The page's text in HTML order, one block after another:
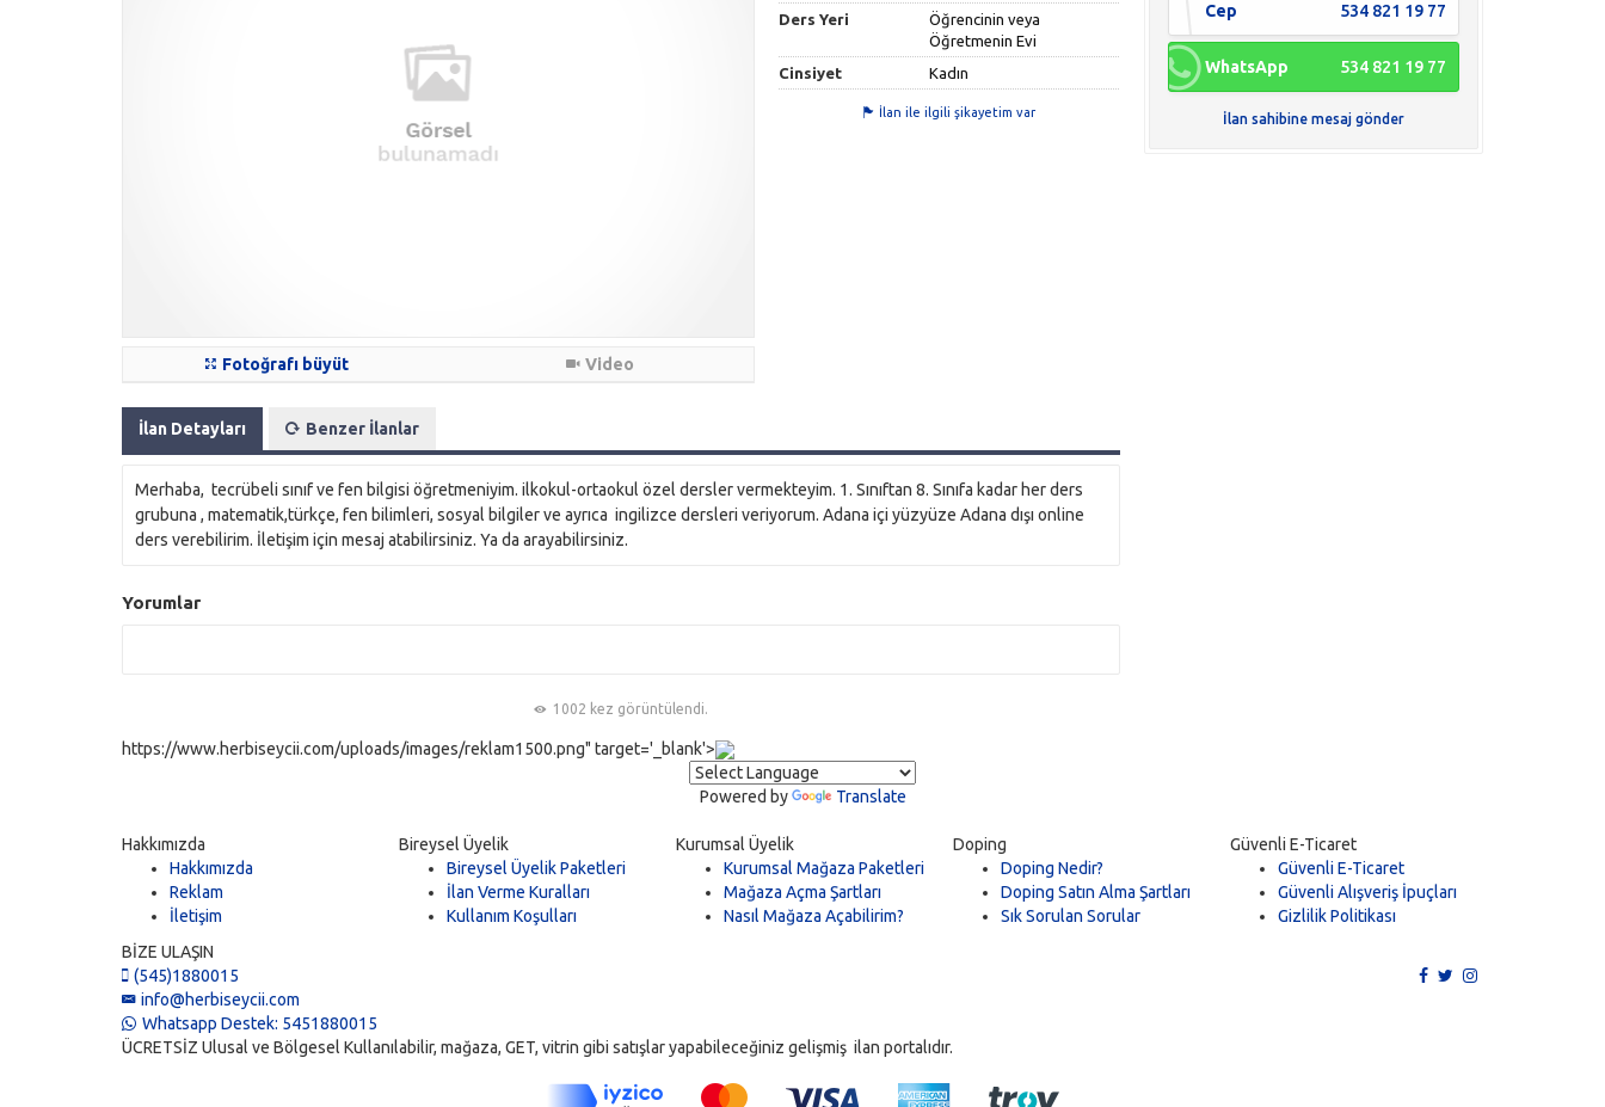
Fotoğrafı büyüt Video
Ders Yeri
Öğrencinin veya
Öğretmenin Evi
Cinsiyet
Kadın
İlan ile ilgili şikayetim var
İlan Detayları Benzer İlanlar
Merhaba, tecrübeli sınıf ve fen bilgisi öğretmeniyim. ilkokul-ortaokul özel dersler vermekteyim. 1. Sınıftan 8. Sınıfa kadar her ders
grubuna , matematik,türkçe, fen bilimleri, sosyal bilgiler ve ayrıca ingilizce dersleri veriyorum. Adana içi yüzyüze Adana dışı online
ders verebilirim. İletişim için mesaj atabilirsiniz. Ya da arayabilirsiniz.
Yorumlar
1002 kez görüntülendi.
Cep 534 821 19 77
WhatsApp 534 821 19 77
İlan sahibine mesaj gönder
https://www.herbiseycii.com/uploads/images/reklam1500.png" target='_blank'>
Powered by Translate
Hakkımızda
Hakkımızda
Reklam
İletişim
Bireysel Üyelik
Bireysel Üyelik Paketleri
İlan Verme Kuralları
Kullanım Koşulları
Kurumsal Üyelik
Kurumsal Mağaza Paketleri
Mağaza Açma Şartları
Nasıl Mağaza Açabilirim?
Doping
Doping Nedir?
Doping Satın Alma Şartları
Sık Sorulan Sorular
Güvenli E-Ticaret
Güvenli E-Ticaret
Güvenli Alışveriş İpuçları
Gizlilik Politikası
BİZE ULAŞIN
(545)1880015
info@herbiseycii.com
Whatsapp Destek: 5451880015
ÜCRETSİZ Ulusal ve Bölgesel Kullanılabilir, mağaza, GET, vitrin gibi satışlar yapabileceğiniz gelişmiş ilan portalıdır.